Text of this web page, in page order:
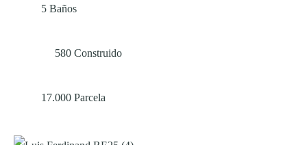
5 Baños
580 Construido
17.000 Parcela